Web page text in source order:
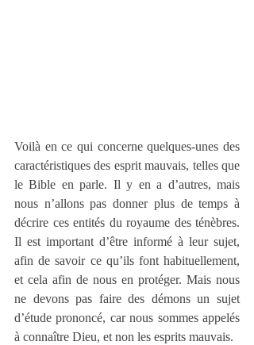
Voilà en ce qui concerne quelques-unes des
caractéristiques des esprit mauvais, telles que
le Bible en parle. Il y en a d’autres, mais
nous n’allons pas donner plus de temps à
décrire ces entités du royaume des ténèbres.
Il est important d’être informé à leur sujet,
afin de savoir ce qu’ils font habituellement,
et cela afin de nous en protéger. Mais nous
ne devons pas faire des démons un sujet
d’étude prononcé, car nous sommes appelés
à connaître Dieu, et non les esprits mauvais.